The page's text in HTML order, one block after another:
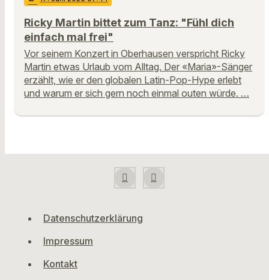
Ricky Martin bittet zum Tanz: "Fühl dich
einfach mal frei"
Vor seinem Konzert in Oberhausen verspricht Ricky
Martin etwas Urlaub vom Alltag. Der «Maria»-Sänger
erzählt, wie er den globalen Latin-Pop-Hype erlebt
und warum er sich gern noch einmal outen würde. …
Datenschutzerklärung
Impressum
Kontakt